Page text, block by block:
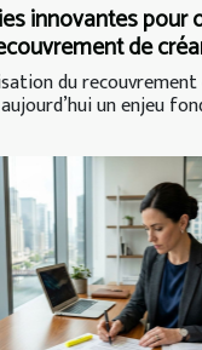
innovantes pour
de
du recouvrement
un enjeu